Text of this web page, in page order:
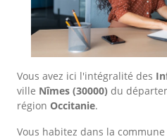
Vous avez ici l'intégralité des
ville Nîmes (30000) du
région Occitanie.
Vous habitez dans la commune